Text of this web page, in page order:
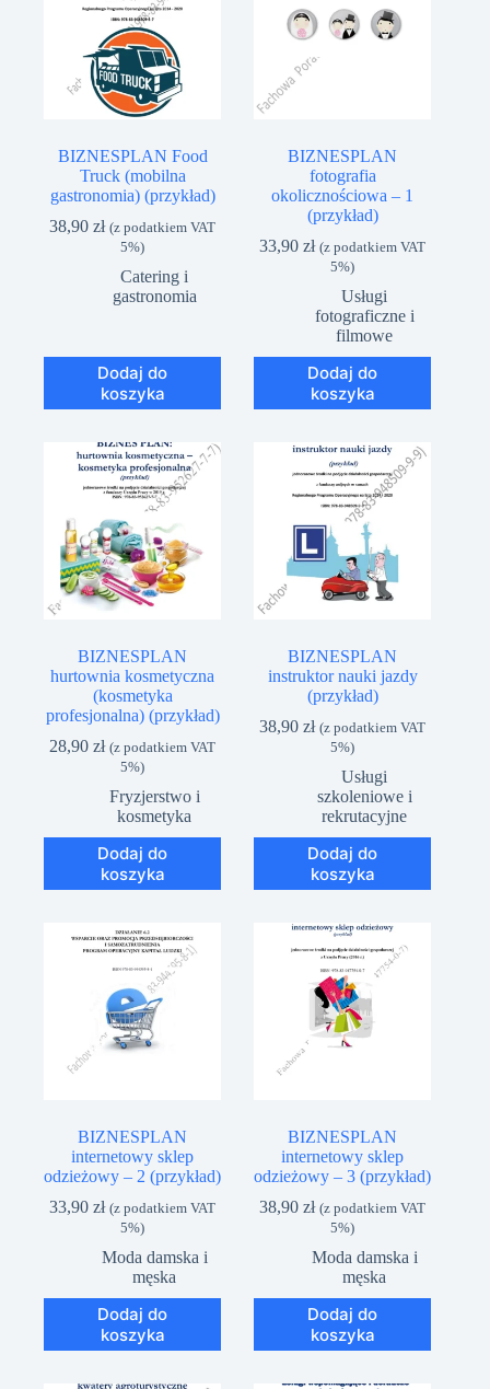
BIZNESPLAN Food
Truck (mobilna
gastronomia) (przykład)
38,90zł (z podatkiem VAT
5%)
Catering i
gastronomia
Dodaj do
koszyka
BIZNESPLAN
fotografia
okolicznościowa – 1
(przykład)
33,90zł (z podatkiem VAT
5%)
Usługi
fotograficzne i
filmowe
Dodaj do
koszyka
BIZNESPLAN
hurtownia kosmetyczna
(kosmetyka
profesjonalna) (przykład)
28,90zł (z podatkiem VAT
5%)
Fryzjerstwo i
kosmetyka
Dodaj do
koszyka
BIZNESPLAN
instruktor nauki jazdy
(przykład)
38,90zł (z podatkiem VAT
5%)
Usługi
szkoleniowe i
rekrutacyjne
Dodaj do
koszyka
BIZNESPLAN
internetowy sklep
odzieżowy – 2 (przykład)
33,90zł (z podatkiem VAT
5%)
Moda damska i
męska
Dodaj do
koszyka
BIZNESPLAN
internetowy sklep
odzieżowy – 3 (przykład)
38,90zł (z podatkiem VAT
5%)
Moda damska i
męska
Dodaj do
koszyka